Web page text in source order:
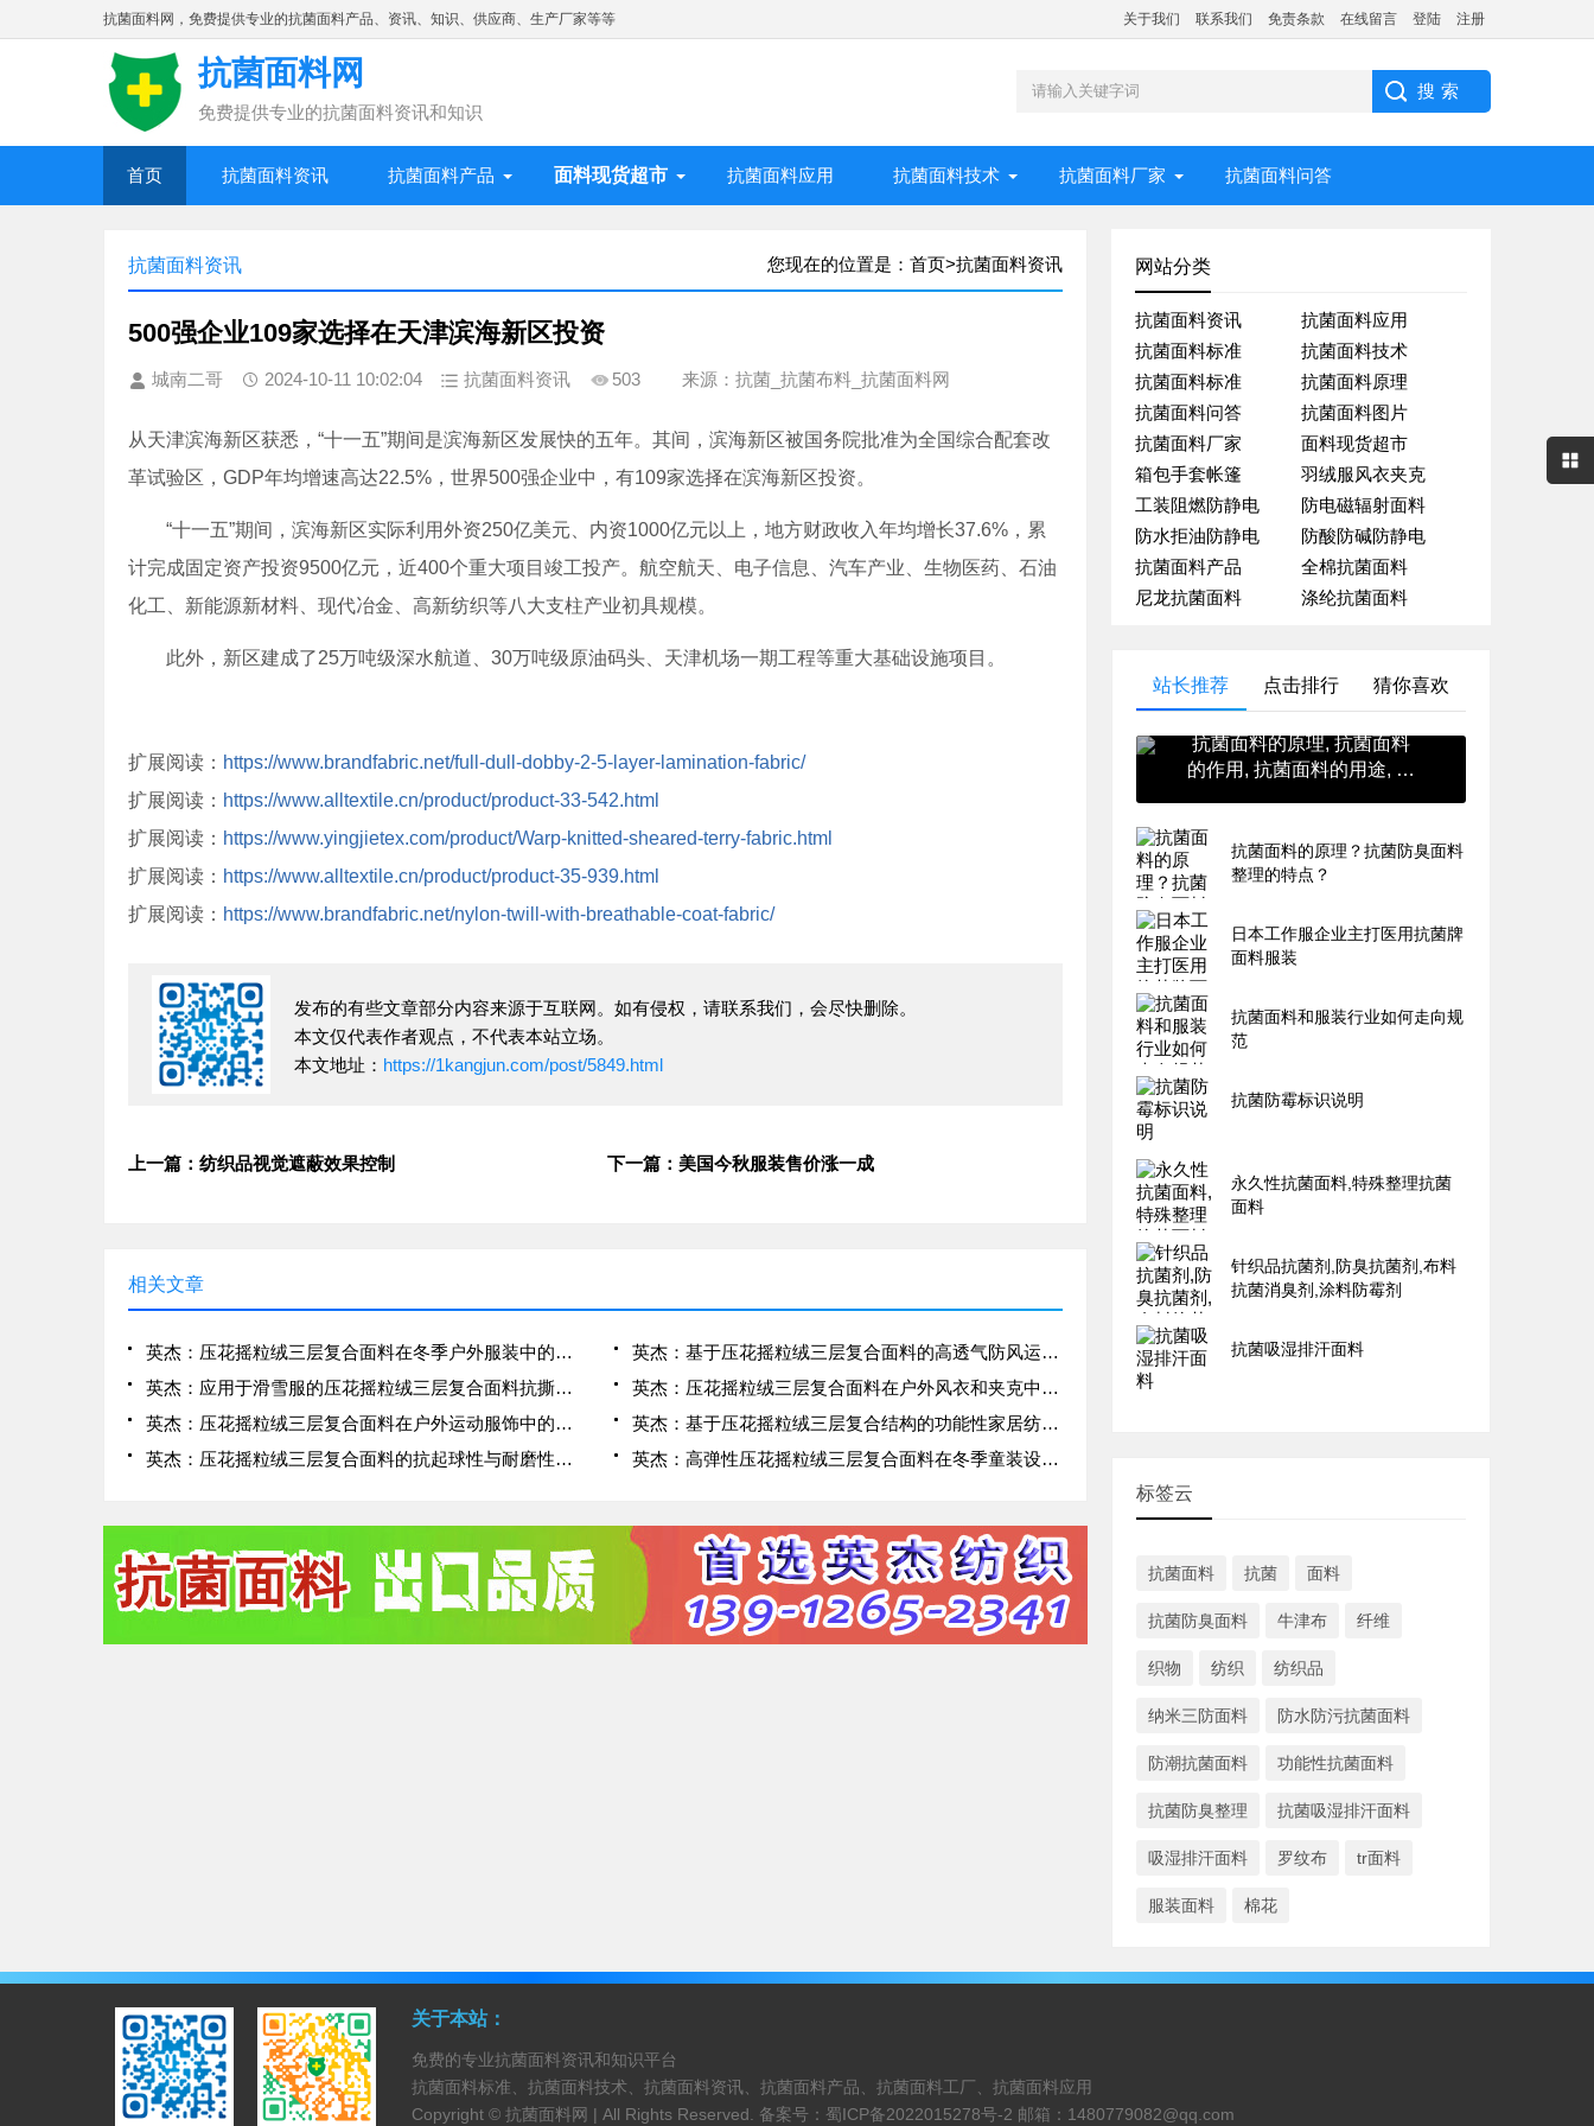
抗菌面料网，免费提供专业的抗菌面料产品、资讯、知识、供应商、生产厂家等等 关于我们 联系我们 免责条款 在线留言 登陆 注册
抗菌面料网
免费提供专业的抗菌面料资讯和知识
首页 抗菌面料资讯 抗菌面料产品 面料现货超市 抗菌面料应用 抗菌面料技术 抗菌面料厂家 抗菌面料问答
您现在的位置是： 首页>抗菌面料资讯
抗菌面料资讯
500强企业109家选择在天津滨海新区投资
城南二哥 2024-10-11 10:02:04 抗菌面料资讯 503 来源：抗菌_抗菌布料_抗菌面料网
从天津滨海新区获悉，“十一五”期间是滨海新区发展快的五年。其间，滨海新区被国务院批准为全国综合配套改
革试验区，GDP年均增速高达22.5%，世界500强企业中，有109家选择在滨海新区投资。
“十一五”期间，滨海新区实际利用外资250亿美元、内资1000亿元以上，地方财政收入年均增长37.6%，累
计完成固定资产投资9500亿元，近400个重大项目竣工投产。航空航天、电子信息、汽车产业、生物医药、石油
化工、新能源新材料、现代冶金、高新纺织等八大支柱产业初具规模。
此外，新区建成了25万吨级深水航道、30万吨级原油码头、天津机场一期工程等重大基础设施项目。
扩展阅读： https://www.brandfabric.net/full-dull-dobby-2-5-layer-lamination-fabric/
扩展阅读： https://www.alltextile.cn/product/product-33-542.html
扩展阅读： https://www.yingjietex.com/product/Warp-knitted-sheared-terry-fabric.html
扩展阅读： https://www.alltextile.cn/product/product-35-939.html
扩展阅读： https://www.brandfabric.net/nylon-twill-with-breathable-coat-fabric/
发布的有些文章部分内容来源于互联网。如有侵权，请联系我们，会尽快删除。
本文仅代表作者观点，不代表本站立场。
本文地址： https://1kangjun.com/post/5849.html
上一篇：纺织品视觉遮蔽效果控制 下一篇：美国今秋服装售价涨一成
相关文章
英杰：压花摇粒绒三层复合面料在冬季户外服装中的保暖性能优化研究
英杰：基于压花摇粒绒三层复合面料的高透气防风运动服饰开发
英杰：应用于滑雪服的压花摇粒绒三层复合面料抗撕裂与耐磨性提升技术
英杰：压花摇粒绒三层复合面料在户外风衣和夹克中的应用与性能
英杰：压花摇粒绒三层复合面料在户外运动服饰中的保暖与透气性能研究
英杰：基于压花摇粒绒三层复合结构的功能性家居纺织品开发与应用
英杰：压花摇粒绒三层复合面料的抗起球性与耐磨性优化技术分析
英杰：高弹性压花摇粒绒三层复合面料在冬季童装设计中的应用实践
网站分类
抗菌面料资讯
抗菌面料应用
抗菌面料标准
抗菌面料技术
抗菌面料标准
抗菌面料原理
抗菌面料问答
抗菌面料图片
抗菌面料厂家
面料现货超市
箱包手套帐篷
羽绒服风衣夹克
工装阻燃防静电
防电磁辐射面料
防水拒油防静电
防酸防碱防静电
抗菌面料产品
全棉抗菌面料
尼龙抗菌面料
涤纶抗菌面料
站长推荐 点击排行 猜你喜欢
抗菌面料的原理, 抗菌面料
的作用, 抗菌面料的用途, 抗
抗菌面料的原理？抗菌防臭面料
整理的特点？
日本工作服企业主打医用抗菌牌
面料服装
抗菌面料和服装行业如何走向规
范
抗菌防霉标识说明
永久性抗菌面料,特殊整理抗菌
面料
针织品抗菌剂,防臭抗菌剂,布料
抗菌消臭剂,涂料防霉剂
抗菌吸湿排汗面料
标签云
抗菌面料 抗菌 面料
抗菌防臭面料 牛津布 纤维
织物 纺织 纺织品
纳米三防面料 防水防污抗菌面料
防潮抗菌面料 功能性抗菌面料
抗菌防臭整理 抗菌吸湿排汗面料
吸湿排汗面料 罗纹布 tr面料
服装面料 棉花
关于本站：
免费的专业抗菌面料资讯和知识平台
抗菌面料标准、抗菌面料技术、抗菌面料资讯、抗菌面料产品、抗菌面料工厂、抗菌面料应用
Copyright © 抗菌面料网 | All Rights Reserved. 备案号： 蜀ICP备2022015278号-2 邮箱： 1480779082@qq.com